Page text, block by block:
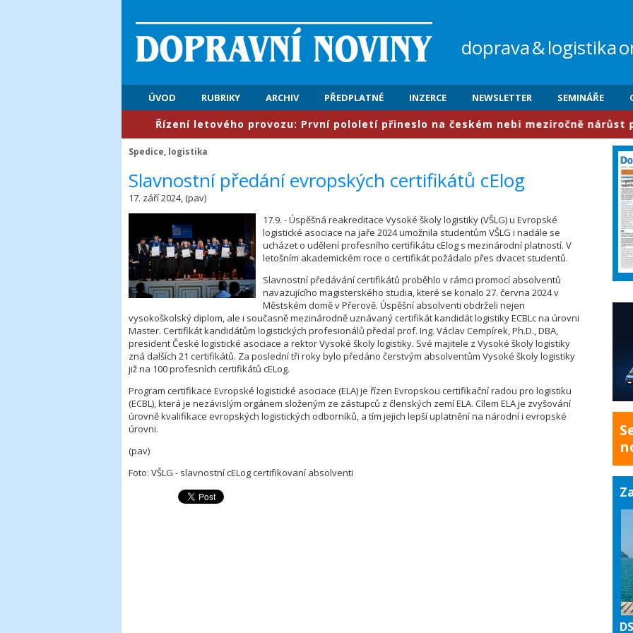
doprava&logistika
ÚVOD RUBRIKY ARCHIV PŘEDPLATNÉ INZERCE NEWSLETTER SEMINÁŘE
​Řízení letového provozu: První pololetí přineslo na českém nebi meziročně nárůst
Spedice, logistika
Slavnostní předání evropských certifikátů cElog
17. září 2024, (pav)
17.9. - Úspěšná reakreditace Vysoké školy logistiky (VŠLG) u Evropské
logistické asociace na jaře 2024 umožnila studentům VŠLG i nadále se
ucházet o udělení profesního certifikátu cElog s mezinárodní platností. V
letošním akademickém roce o certifikát požádalo přes dvacet studentů.
Slavnostní předávání certifikátů proběhlo v rámci promocí absolventů
navazujícího magisterského studia, které se konalo 27. června 2024 v
Městském domě v Přerově. Úspěšní absolventi obdrželi nejen
vysokoškolský diplom, ale i současně mezinárodně uznávaný certifikát kandidát logistiky ECBLc na úrovni
Master. Certifikát kandidátům logistických profesionálů předal prof. Ing. Václav Cempírek, Ph.D., DBA,
president České logistické asociace a rektor Vysoké školy logistiky. Své majitele z Vysoké školy logistiky
zná dalších 21 certifikátů. Za poslední tři roky bylo předáno čerstvým absolventům Vysoké školy logistiky
již na 100 profesních certifikátů cELog.
Program certifikace Evropské logistické asociace (ELA) je řízen Evropskou certifikační radou pro logistiku
(ECBL), která je nezávislým orgánem složeným ze zástupců z členských zemí ELA. Cílem ELA je zvyšování
úrovně kvalifikace evropských logistických odborníků, a tím jejich lepší uplatnění na národní i evropské
úrovni.
(pav)
Foto: VŠLG - slavnostní cELog certifikovaní absolventi